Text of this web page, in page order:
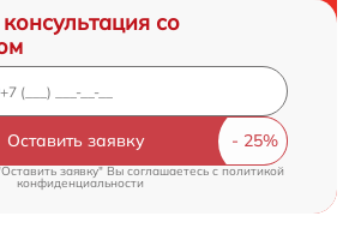
со
Оставить заявку
заявку" Вы соглашаетесь c политикой
конфиденциальности